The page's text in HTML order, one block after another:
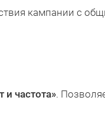
кампании с
и частота».